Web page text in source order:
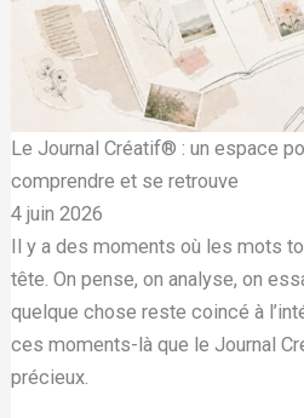
Le Journal Créatif® : un espace
comprendre et se retrouve
4 juin 2026
Il y a des moments où les mots
tête. On pense, on analyse, on
quelque chose reste coincé à
ces moments-là que le Journal
précieux.